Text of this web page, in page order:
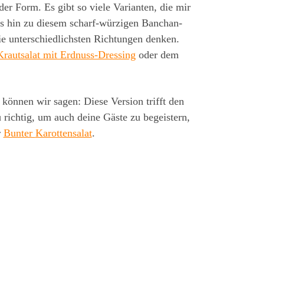
Form. Es gibt so viele Varianten, die mir
hin zu diesem scharf-würzigen Banchan-
Richtungen denken.
mit Erdnuss-Dressing oder dem
wir sagen: Diese Version trifft den
um auch deine Gäste zu begeistern,
Bunter Karottensalat.